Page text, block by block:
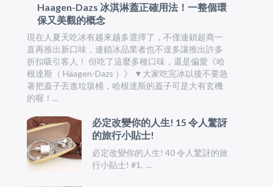
Haagen-Dazs 冰淇淋蓋正確用法！一整個環
保又美觀的概念
現在人夏天吃冰有越來越多選擇了，不僅連鎖超商一
直再推出新口味，連鎖冰品業者也不遑多讓推出許多
折扣吸引客人！ 但吃了這麼多種口味，還是偏愛《哈
根達斯（ Häagen-Dazs ）》 ▼大家吃完冰以後不要急
著把蓋子丟進垃圾桶，哈根達斯的蓋子可是大有玄機
的喔！...
必定改變你的人生! 15 令人驚訝
的旅行小貼士!
必定改變你的人生! 40 令人驚訝的旅
行小貼士! #1. ...